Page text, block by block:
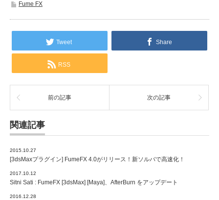
Fume FX
Tweet Share
RSS
前の記事 次の記事
関連記事
2015.10.27
[3dsMaxプラグイン] FumeFX 4.0がリリース！新ソルバで高速化！
2017.10.12
Sitni Sati : FumeFX [3dsMax] [Maya]、AfterBurn をアップデート
2016.12.28